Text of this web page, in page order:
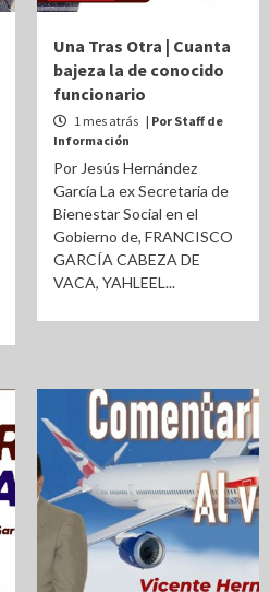
Una Tras Otra | Cuanta
bajeza la de conocido
funcionario
1 mes atrás | Por Staff de
Información
Por Jesús Hernández
García La ex Secretaria de
Bienestar Social en el
Gobierno de, FRANCISCO
GARCÍA CABEZA DE
VACA, YAHLEEL...